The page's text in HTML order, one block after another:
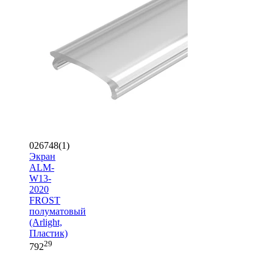
026748(1)
Экран
ALM-
W13-
2020
FROST
полуматовый
(Arlight,
Пластик)
79229